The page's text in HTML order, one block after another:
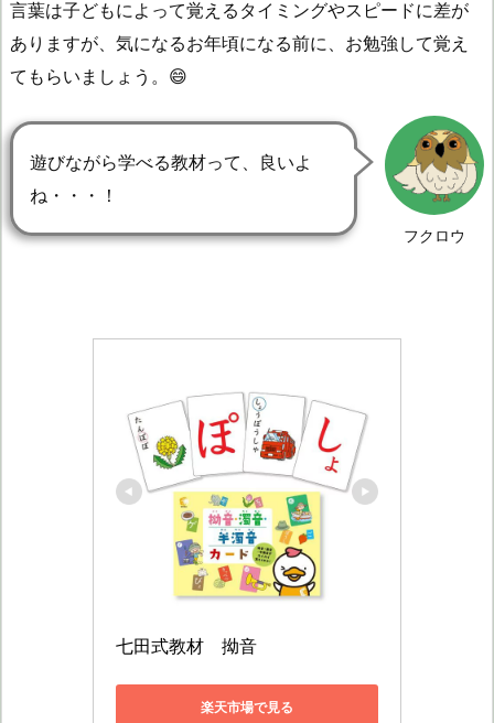
言葉は子どもによって覚えるタイミングやスピードに差が
ありますが、気になるお年頃になる前に、お勉強して覚え
てもらいましょう。😄
フクロウ
遊びながら学べる教材って、良いよ
ね・・・！
七田式教材　拗音
楽天市場で見る